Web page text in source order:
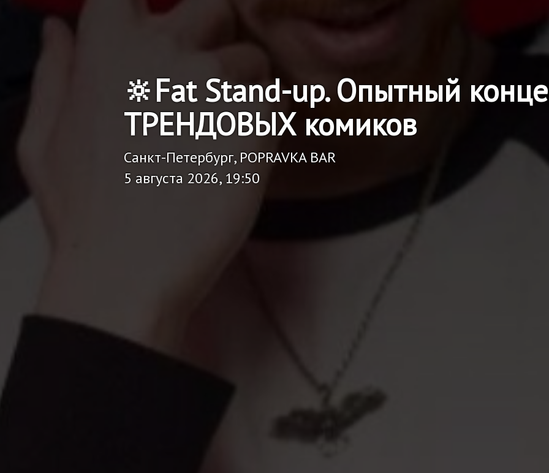
🔆Fat Stand-up. Опытный
ТРЕНДОВЫХ комиков
Санкт-Петербург, POPRAVKA BAR
5 августа 2026, 19:50